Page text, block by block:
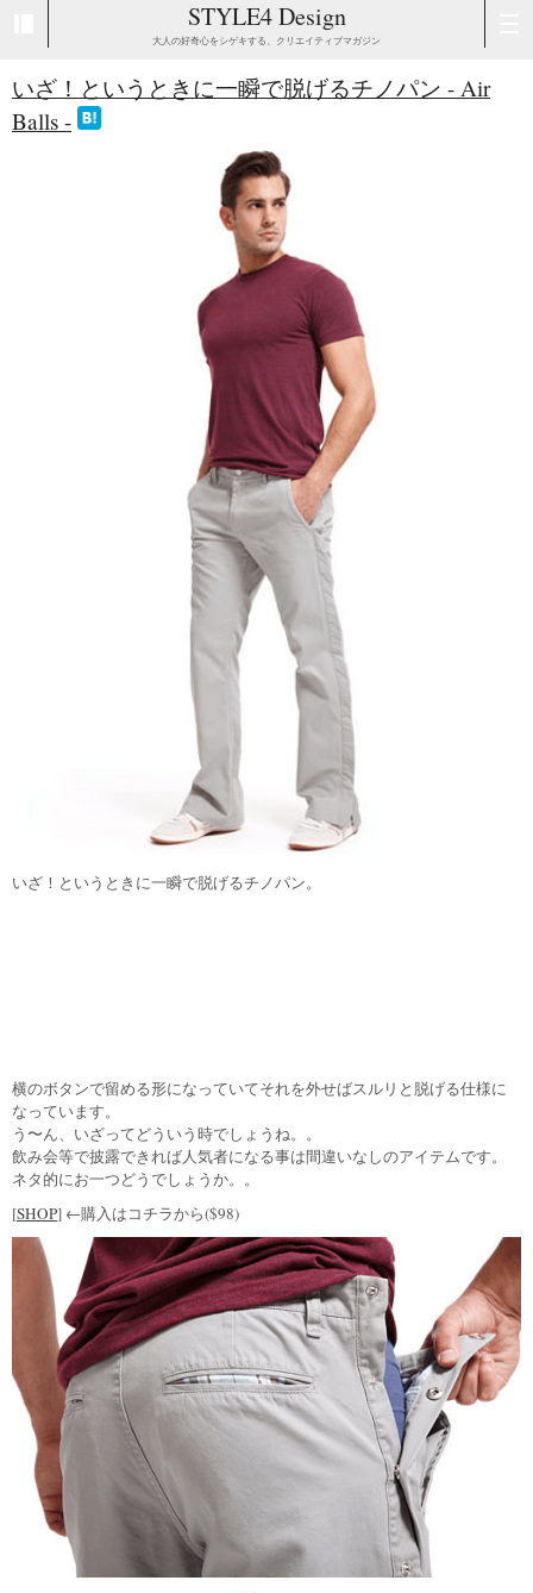
STYLE4 Design
大人の好奇心をシゲキする、クリエイティブマガジン
いざ！というときに一瞬で脱げるチノパン - Air
Balls -
いざ！というときに一瞬で脱げるチノパン。
横のボタンで留める形になっていてそれを外せばスルリと脱げる仕様に
なっています。
う〜ん、いざってどういう時でしょうね。。
飲み会等で披露できれば人気者になる事は間違いなしのアイテムです。
ネタ的にお一つどうでしょうか。。
[SHOP] ←購入はコチラから($98)